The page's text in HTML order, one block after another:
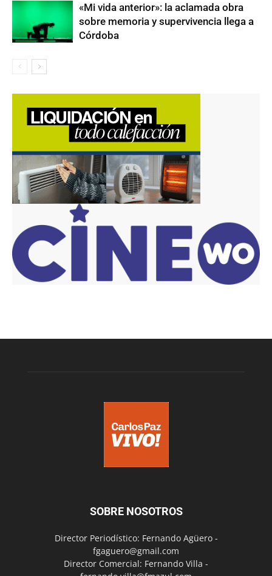
«Mi vida anterior»: la aclamada obra
sobre memoria y supervivencia llega a
Córdoba
SOBRE NOSOTROS
Director Periodístico: Fernando Agüero -
fgaguero@gmail.com
Director Comercial: Fernando Villa -